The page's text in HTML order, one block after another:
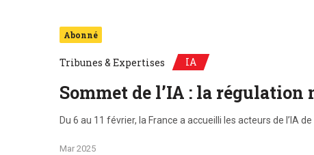
Abonné
Tribunes & Expertises IA
Sommet de l’IA : la régulation
Du 6 au 11 février, la France a accueilli les acteurs de
Mar 2025